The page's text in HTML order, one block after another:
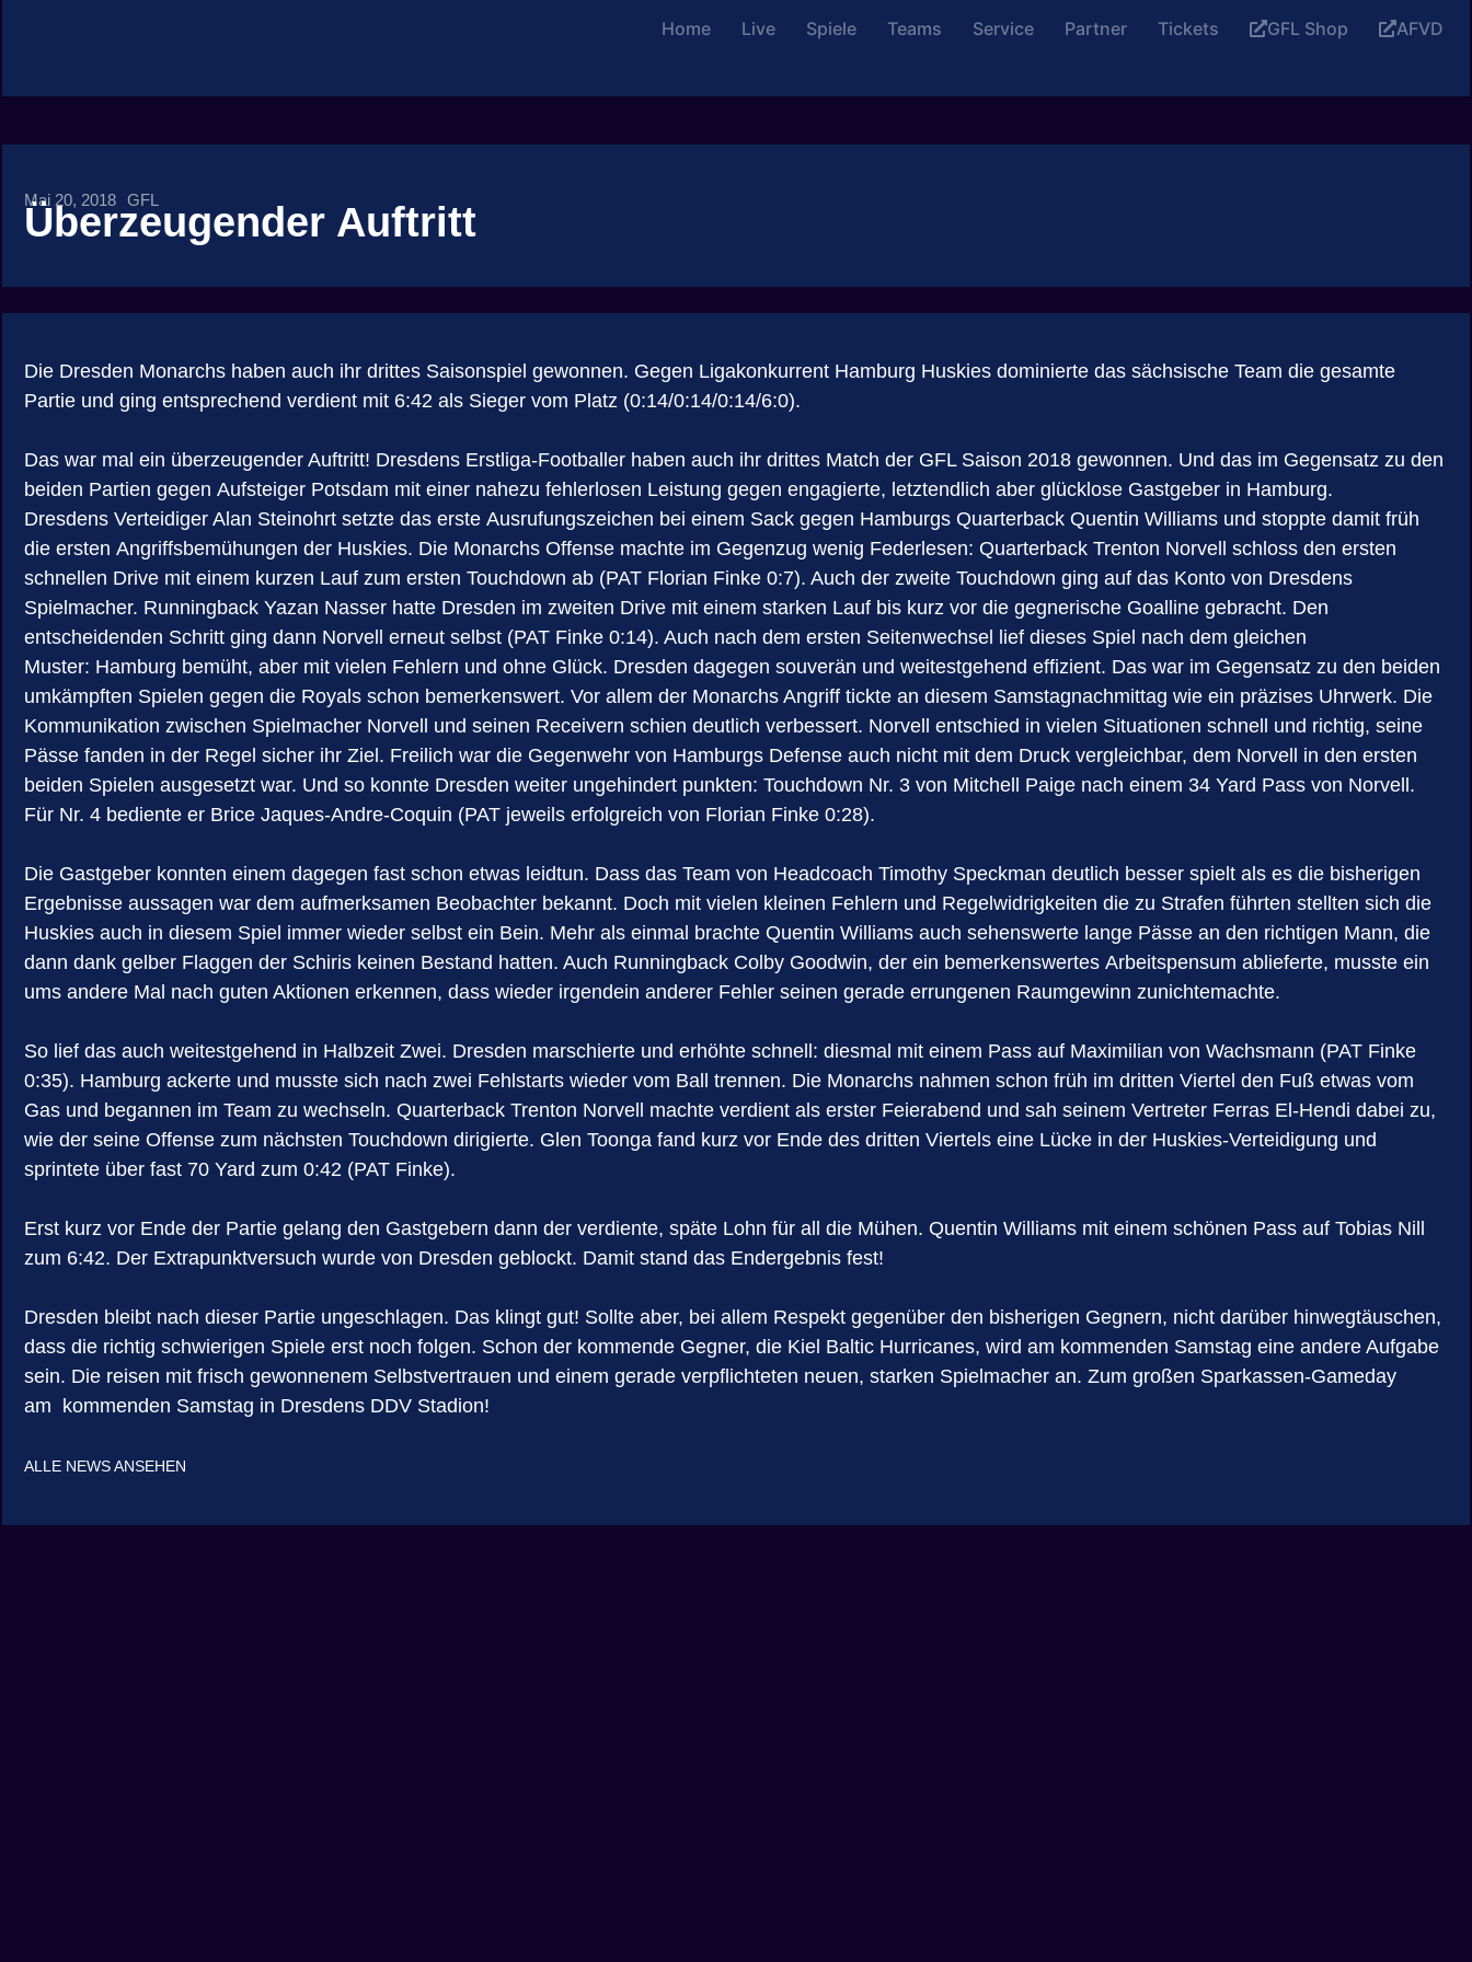
Home Live Spiele Teams Service Partner Tickets GFL Shop AFVD
Mai 20, 2018 GFL
Überzeugender Auftritt
Die Dresden Monarchs haben auch ihr drittes Saisonspiel gewonnen. Gegen Ligakonkurrent Hamburg Huskies dominierte das sächsische Team die gesamte
Partie und ging entsprechend verdient mit 6:42 als Sieger vom Platz (0:14/0:14/0:14/6:0).
Das war mal ein überzeugender Auftritt! Dresdens Erstliga-Footballer haben auch ihr drittes Match der GFL Saison 2018 gewonnen. Und das im Gegensatz zu den
beiden Partien gegen Aufsteiger Potsdam mit einer nahezu fehlerlosen Leistung gegen engagierte, letztendlich aber glücklose Gastgeber in Hamburg.
Dresdens Verteidiger Alan Steinohrt setzte das erste Ausrufungszeichen bei einem Sack gegen Hamburgs Quarterback Quentin Williams und stoppte damit früh
die ersten Angriffsbemühungen der Huskies. Die Monarchs Offense machte im Gegenzug wenig Federlesen: Quarterback Trenton Norvell schloss den ersten
schnellen Drive mit einem kurzen Lauf zum ersten Touchdown ab (PAT Florian Finke 0:7). Auch der zweite Touchdown ging auf das Konto von Dresdens
Spielmacher. Runningback Yazan Nasser hatte Dresden im zweiten Drive mit einem starken Lauf bis kurz vor die gegnerische Goalline gebracht. Den
entscheidenden Schritt ging dann Norvell erneut selbst (PAT Finke 0:14). Auch nach dem ersten Seitenwechsel lief dieses Spiel nach dem gleichen
Muster: Hamburg bemüht, aber mit vielen Fehlern und ohne Glück. Dresden dagegen souverän und weitestgehend effizient. Das war im Gegensatz zu den beiden
umkämpften Spielen gegen die Royals schon bemerkenswert. Vor allem der Monarchs Angriff tickte an diesem Samstagnachmittag wie ein präzises Uhrwerk. Die
Kommunikation zwischen Spielmacher Norvell und seinen Receivern schien deutlich verbessert. Norvell entschied in vielen Situationen schnell und richtig, seine
Pässe fanden in der Regel sicher ihr Ziel. Freilich war die Gegenwehr von Hamburgs Defense auch nicht mit dem Druck vergleichbar, dem Norvell in den ersten
beiden Spielen ausgesetzt war. Und so konnte Dresden weiter ungehindert punkten: Touchdown Nr. 3 von Mitchell Paige nach einem 34 Yard Pass von Norvell.
Für Nr. 4 bediente er Brice Jaques-Andre-Coquin (PAT jeweils erfolgreich von Florian Finke 0:28).
Die Gastgeber konnten einem dagegen fast schon etwas leidtun. Dass das Team von Headcoach Timothy Speckman deutlich besser spielt als es die bisherigen
Ergebnisse aussagen war dem aufmerksamen Beobachter bekannt. Doch mit vielen kleinen Fehlern und Regelwidrigkeiten die zu Strafen führten stellten sich die
Huskies auch in diesem Spiel immer wieder selbst ein Bein. Mehr als einmal brachte Quentin Williams auch sehenswerte lange Pässe an den richtigen Mann, die
dann dank gelber Flaggen der Schiris keinen Bestand hatten. Auch Runningback Colby Goodwin, der ein bemerkenswertes Arbeitspensum ablieferte, musste ein
ums andere Mal nach guten Aktionen erkennen, dass wieder irgendein anderer Fehler seinen gerade errungenen Raumgewinn zunichtemachte.
So lief das auch weitestgehend in Halbzeit Zwei. Dresden marschierte und erhöhte schnell: diesmal mit einem Pass auf Maximilian von Wachsmann (PAT Finke
0:35). Hamburg ackerte und musste sich nach zwei Fehlstarts wieder vom Ball trennen. Die Monarchs nahmen schon früh im dritten Viertel den Fuß etwas vom
Gas und begannen im Team zu wechseln. Quarterback Trenton Norvell machte verdient als erster Feierabend und sah seinem Vertreter Ferras El-Hendi dabei zu,
wie der seine Offense zum nächsten Touchdown dirigierte. Glen Toonga fand kurz vor Ende des dritten Viertels eine Lücke in der Huskies-Verteidigung und
sprintete über fast 70 Yard zum 0:42 (PAT Finke).
Erst kurz vor Ende der Partie gelang den Gastgebern dann der verdiente, späte Lohn für all die Mühen. Quentin Williams mit einem schönen Pass auf Tobias Nill
zum 6:42. Der Extrapunktversuch wurde von Dresden geblockt. Damit stand das Endergebnis fest!
Dresden bleibt nach dieser Partie ungeschlagen. Das klingt gut! Sollte aber, bei allem Respekt gegenüber den bisherigen Gegnern, nicht darüber hinwegtäuschen,
dass die richtig schwierigen Spiele erst noch folgen. Schon der kommende Gegner, die Kiel Baltic Hurricanes, wird am kommenden Samstag eine andere Aufgabe
sein. Die reisen mit frisch gewonnenem Selbstvertrauen und einem gerade verpflichteten neuen, starken Spielmacher an. Zum großen Sparkassen-Gameday
am kommenden Samstag in Dresdens DDV Stadion!
ALLE NEWS ANSEHEN